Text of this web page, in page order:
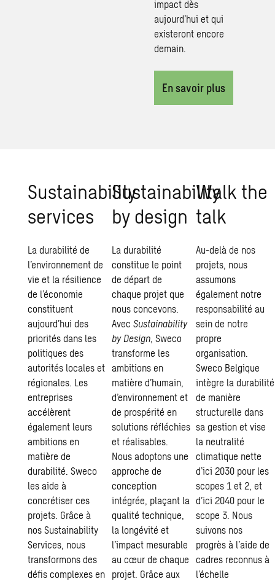
impact dès
aujourd’hui et qui
existeront encore
demain.
En savoir plus
Sustainability
services
La durabilité de
l’environnement de
vie et la résilience
de l’économie
constituent
aujourd’hui des
priorités dans les
politiques des
autorités locales et
régionales. Les
entreprises
accélèrent
également leurs
ambitions en
matière de
durabilité. Sweco
les aide à
concrétiser ces
projets. Grâce à
nos Sustainability
Services, nous
transformons des
défis complexes en
Sustainability
by design
La durabilité
constitue le point
de départ de
chaque projet que
nous concevons.
AvecSustainability
by Design, Sweco
transforme les
ambitions en
matière d’humain,
d’environnement et
de prospérité en
solutions réfléchies
et réalisables.
Nous adoptons une
approche de
conception
intégrée, plaçant la
qualité technique,
la longévité et
l’impact mesurable
au cœur de chaque
projet. Grâce aux
Walk the
talk
Au-delà de nos
projets, nous
assumons
également notre
responsabilité au
sein de notre
propre
organisation.
Sweco Belgique
intègre la durabilité
de manière
structurelle dans
sa gestion et vise
la neutralité
climatique nette
d’ici 2030 pour les
scopes 1 et 2, et
d’ici 2040 pour le
scope 3. Nous
suivons nos
progrès à l’aide de
cadres reconnus à
l’échelle